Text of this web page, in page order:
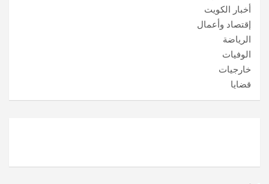
أخبار الكويت
إقتصاد وأعمال
الرياضة
الوفيات
خارجيات
قضايا